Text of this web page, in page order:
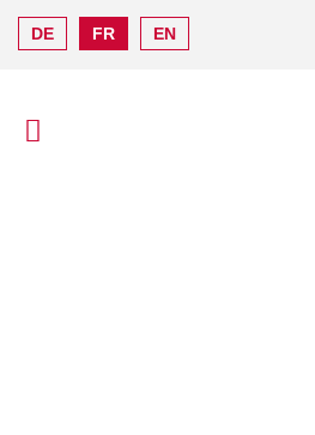
DE FR EN